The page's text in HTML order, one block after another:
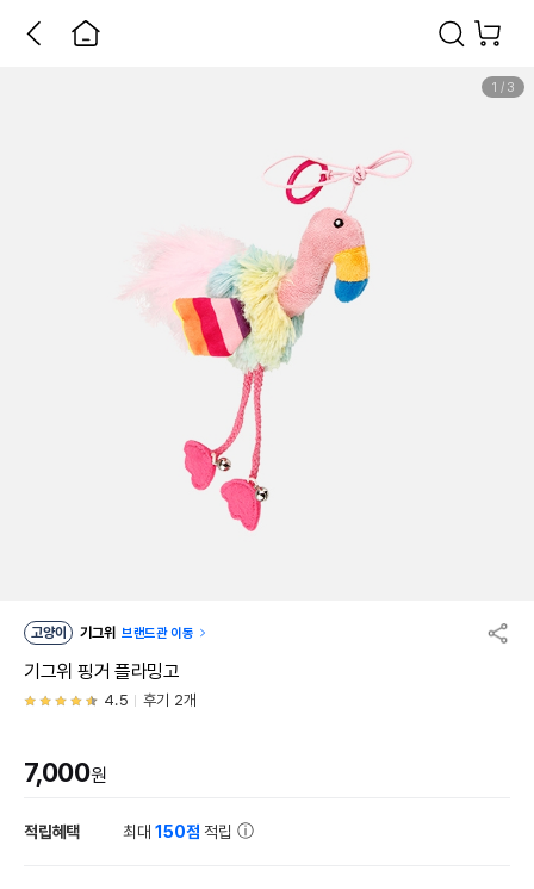
1 / 3
고양이 기그위 브랜드관 이동
기그위 핑거 플라밍고
4.5 후기 2개
7,000원
적립혜택 최대150점 적립